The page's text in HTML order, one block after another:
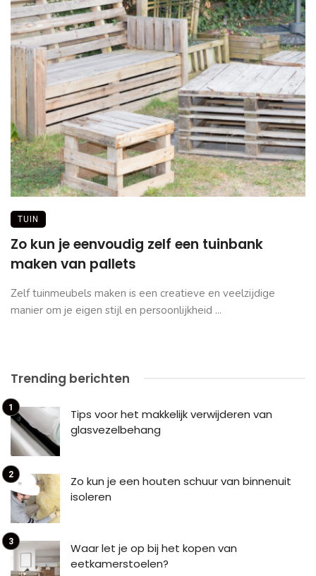
TUIN
Zo kun je eenvoudig zelf een tuinbank
maken van pallets
Zelf tuinmeubels maken is een creatieve en veelzijdige
manier om je eigen stijl en persoonlijkheid ...
Trending berichten
Tips voor het makkelijk verwijderen van
glasvezelbehang
Zo kun je een houten schuur van binnenuit
isoleren
Waar let je op bij het kopen van
eetkamerstoelen?